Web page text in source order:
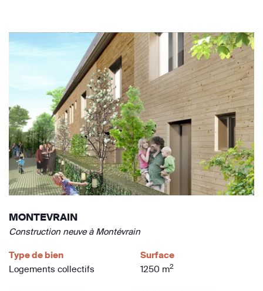
MONTEVRAIN
Construction neuve à Montévrain
Type de bien
Logements collectifs
Surface
1250 m2